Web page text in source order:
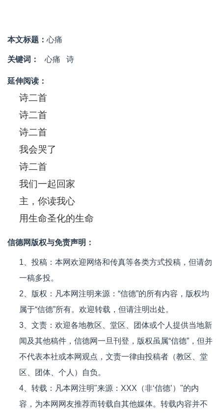
本文标题： 心痛
关键词： 心痛 诗
延伸阅读：
诗二首
诗二首
诗二首
我会哭了
诗二首
我们一起回家
主，你读我心
用生命圣化的生命
信德网版权与免责声明：
1、投稿：本网欢迎网络和传真等各类方式投稿，但请勿
一稿多投。
2、版权：凡本网注明来源：“信德”的所有内容，版权均
属于“信德”所有。欢迎转载，但请注明出处。
3、文责：欢迎各地教区、堂区、团体或个人提供当地新
闻及其他稿件，信德网一旦刊登，版权虽属“信德”，但并
不代表本社或本网观点，文责一律由投稿者（教区、堂
区、团体、个人）自负。
4、转载：凡本网注明"来源：XXX（非‘信德’）"的内
容，为本网网友推荐而转载自其他媒体。转载内容并不